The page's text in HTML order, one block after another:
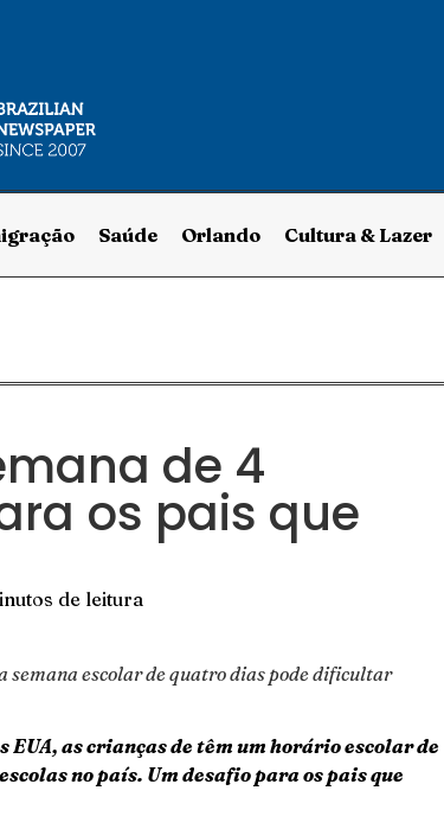
Saúde Orlando Cultura & Lazer
de 4
os pais que
de leitura
semana escolar de quatro dias pode dificultar
EUA, as crianças de têm um horário escolar de
no país. Um desafio para os pais que